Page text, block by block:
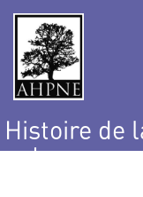
Histoire de
nature